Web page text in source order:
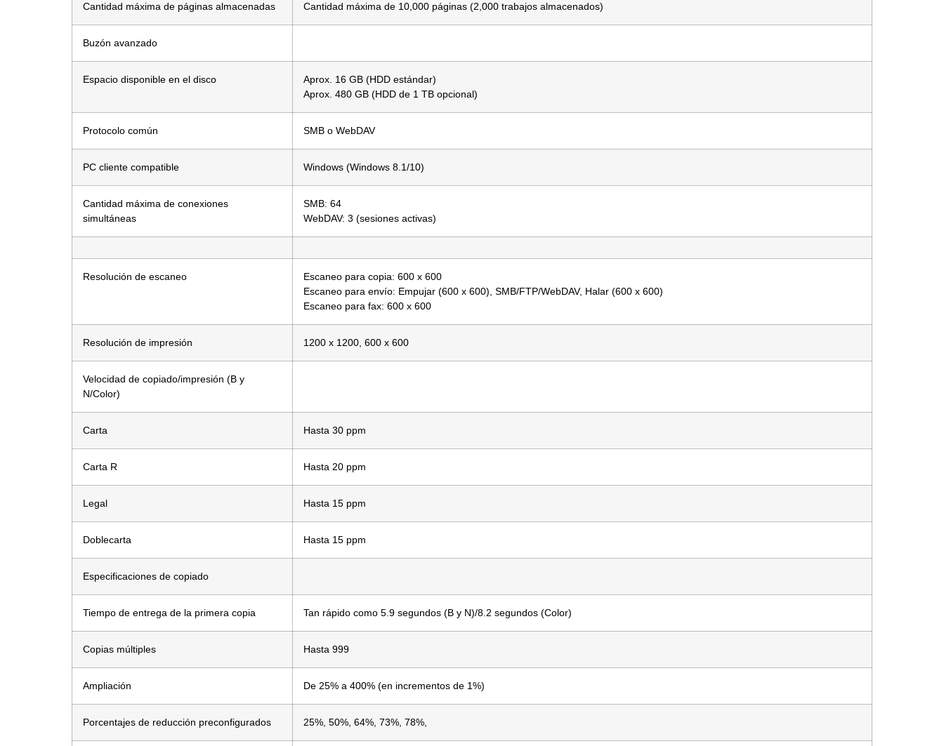
Cantidad máxima de páginas almacenadas Cantidad máxima de 10,000 páginas (2,000 trabajos almacenados)
Buzón avanzado
Espacio disponible en el disco
Aprox. 16 GB (HDD estándar)
Aprox. 480 GB (HDD de 1 TB opcional)
Protocolo común SMB o WebDAV
PC cliente compatible Windows (Windows 8.1/10)
Cantidad máxima de conexiones
simultáneas
SMB: 64
WebDAV: 3 (sesiones activas)
Resolución de escaneo
Escaneo para copia: 600 x 600
Escaneo para envío: Empujar (600 x 600), SMB/FTP/WebDAV, Halar (600 x 600)
Escaneo para fax: 600 x 600
Resolución de impresión 1200 x 1200, 600 x 600
Velocidad de copiado/impresión (B y
N/Color)
Carta Hasta 30 ppm
Carta R Hasta 20 ppm
Legal Hasta 15 ppm
Doblecarta Hasta 15 ppm
Especificaciones de copiado
Tiempo de entrega de la primera copia Tan rápido como 5.9 segundos (B y N)/8.2 segundos (Color)
Copias múltiples Hasta 999
Ampliación De 25% a 400% (en incrementos de 1%)
Porcentajes de reducción preconfigurados 25%, 50%, 64%, 73%, 78%,